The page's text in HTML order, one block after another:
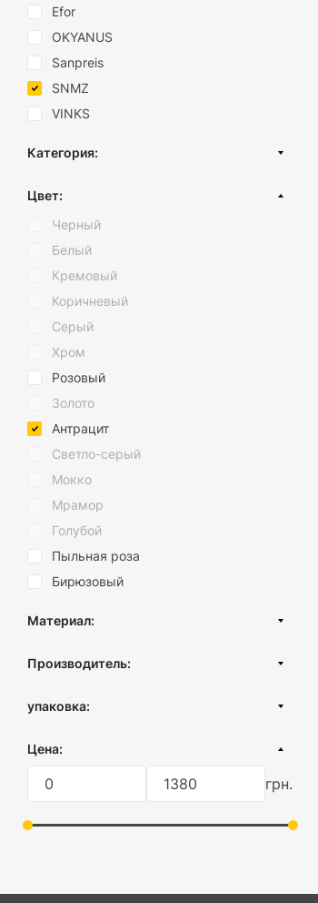
Efor
OKYANUS
Sanpreis
SNMZ
VINKS
Категория:
Цвет:
Черный
Белый
Кремовый
Коричневый
Серый
Хром
Розовый
Золото
Антрацит
Светло-серый
Мокко
Мрамор
Голубой
Пыльная роза
Бирюзовый
Материал:
Пластик
Силикон
Производитель:
упаковка:
без упаковки
Цена:
грн.